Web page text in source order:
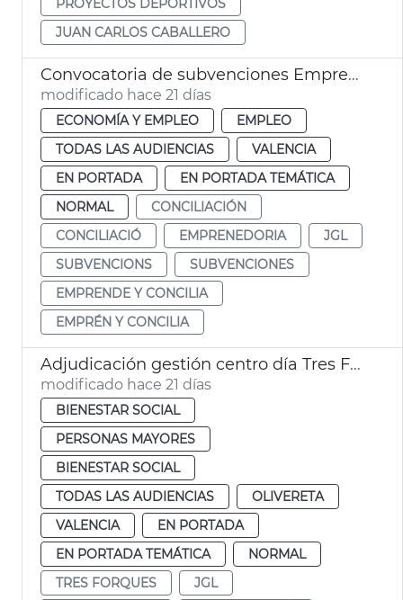
JUAN CARLOS CABALLERO
Convocatoria de subvenciones Emprende y concilia
modificado hace 21 días
ECONOMÍA Y EMPLEO
EMPLEO
TODAS LAS AUDIENCIAS
VALENCIA
EN PORTADA
EN PORTADA TEMÁTICA
NORMAL
CONCILIACIÓN
CONCILIACIÓ
EMPRENEDORIA
JGL
SUBVENCIONS
SUBVENCIONES
EMPRENDE Y CONCILIA
EMPRÉN Y CONCILIA
Adjudicación gestión centro día Tres Forques València
modificado hace 21 días
BIENESTAR SOCIAL
PERSONAS MAYORES
BIENESTAR SOCIAL
TODAS LAS AUDIENCIAS
OLIVERETA
VALENCIA
EN PORTADA
EN PORTADA TEMÁTICA
NORMAL
TRES FORQUES
JGL